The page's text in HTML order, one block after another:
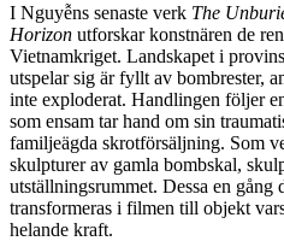
I Nguyễns senaste verk The
Horizon utforskar konstnären de
Vietnamkriget. Landskapet i
utspelar sig är fyllt av bombrester,
inte exploderat. Handlingen följer
som ensam tar hand om sin
familjeägda skrotförsäljning. Som
skulpturer av gamla bombskal,
utställningsrummet. Dessa en gång
transformeras i filmen till objekt
helande kraft.